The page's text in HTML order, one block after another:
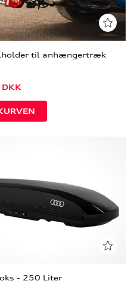
til anhængertræk
DKK
- 250 Liter